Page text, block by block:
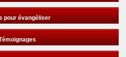
pour évangéliser